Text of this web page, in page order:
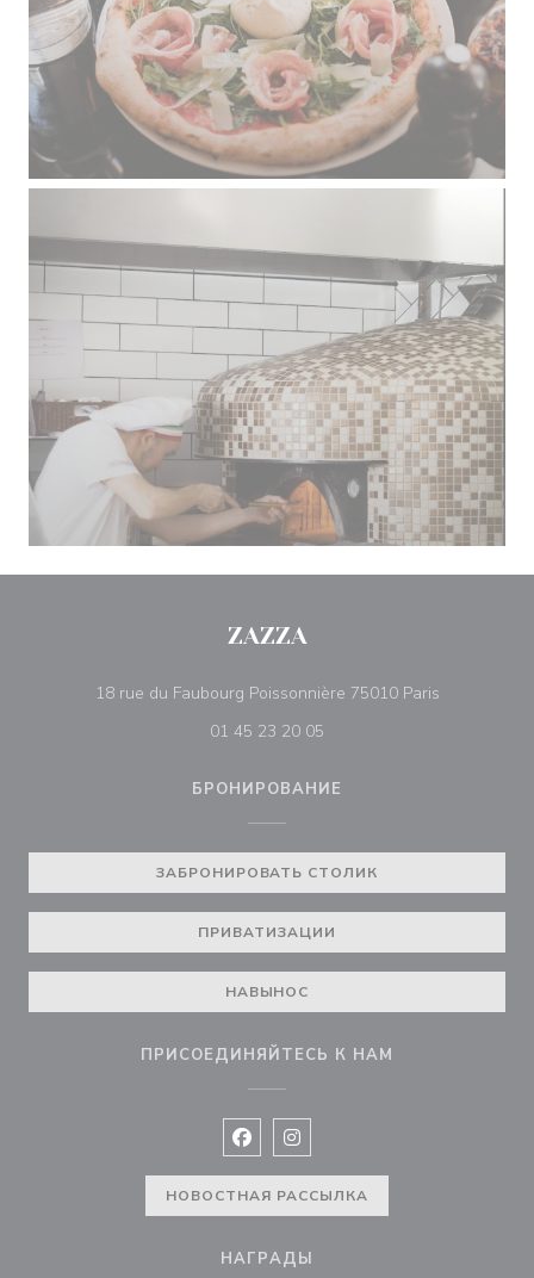
ZAZZA
18 rue du Faubourg Poissonnière 75010 Paris
01 45 23 20 05
БРОНИРОВАНИЕ
ЗАБРОНИРОВАТЬ СТОЛИК
ПРИВАТИЗАЦИИ
НАВЫНОС
ПРИСОЕДИНЯЙТЕСЬ К НАМ
Facebook ((открывается в новом
Instagram ((открывается в
НОВОСТНАЯ РАССЫЛКА
НАГРАДЫ